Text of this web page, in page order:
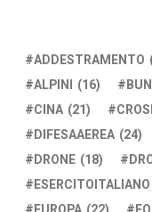
ADDESTRAMENTO
ALPINI (16)
CINA (21)
DIFESAAEREA (24)
DRONE (18)
ESERCITOITALIANO